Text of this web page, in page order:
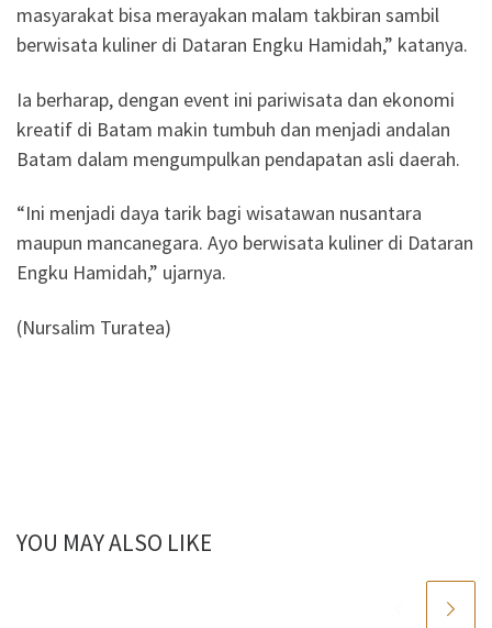
masyarakat bisa merayakan malam takbiran sambil
berwisata kuliner di Dataran Engku Hamidah,” katanya.
Ia berharap, dengan event ini pariwisata dan ekonomi
kreatif di Batam makin tumbuh dan menjadi andalan
Batam dalam mengumpulkan pendapatan asli daerah.
“Ini menjadi daya tarik bagi wisatawan nusantara
maupun mancanegara. Ayo berwisata kuliner di Dataran
Engku Hamidah,” ujarnya.
(Nursalim Turatea)
YOU MAY ALSO LIKE